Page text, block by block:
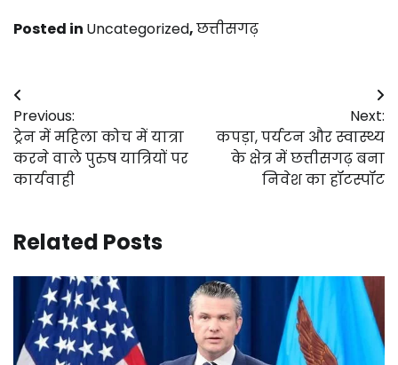
Posted in Uncategorized,छत्तीसगढ़
Post
navigation
Previous:
ट्रेन में महिला कोच में यात्रा
करने वाले पुरुष यात्रियों पर
कार्यवाही
Next:
कपड़ा, पर्यटन और स्वास्थ्य
के क्षेत्र में छत्तीसगढ़ बना
निवेश का हॉटस्पॉट
Related Posts